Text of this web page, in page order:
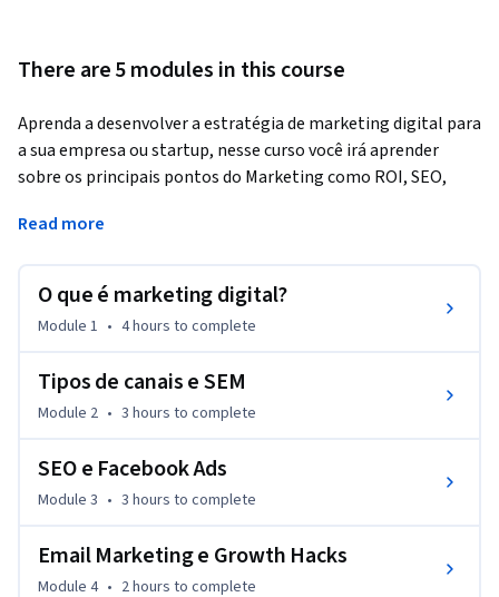
There are 5 modules in this course
Aprenda a desenvolver a estratégia de marketing digital para
a sua empresa ou startup, nesse curso você irá aprender
sobre os principais pontos do Marketing como ROI, SEO,
também como usar plataformas como Google adwords e
Esse curso é ministrado por profissionais do mercado que vão
apresentar como aplicar cada um dos conceitos com aulas
Neste curso serão abordados os seguintes temas:
Diferença entre o marketing tradicional
Introdução a funil
Google Analytics
Tipos de canais
Como funciona SEM
Read more
O que é marketing digital?
Module 1 • 4 hours to complete
Tipos de canais e SEM
Module 2 • 3 hours to complete
SEO e Facebook Ads
Module 3 • 3 hours to complete
Email Marketing e Growth Hacks
Module 4 • 2 hours to complete